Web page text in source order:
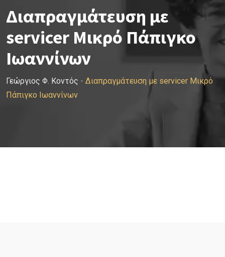
Διαπραγμάτευση με
servicer Μικρό Πάπιγκο
Ιωαννίνων
Γεώργιος Φ. Κοντός - Διαπραγμάτευση με servicer Μικρό
Πάπιγκο Ιωαννίνων